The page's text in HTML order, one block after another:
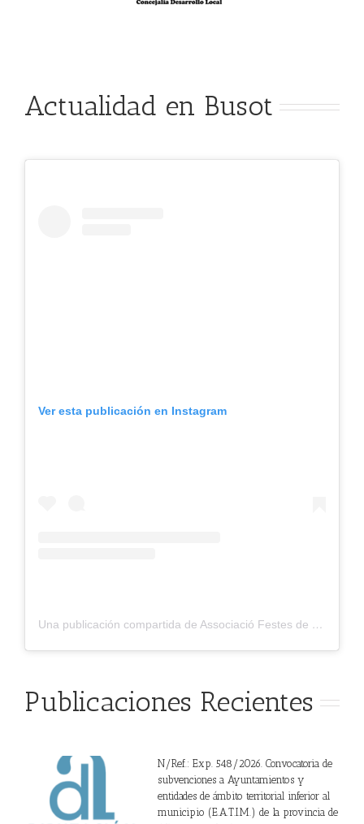
Actualidad en Busot
Ver esta publicación en Instagram
Una publicación compartida de Associació Festes de Sant Llorenç de Busot (@festessantllorenc.busot)
Publicaciones Recientes
N/Ref.: Exp. 548/2026. Convocatoria de
subvenciones a Ayuntamientos y
entidades de ámbito territorial inferior al
municipio (E.A.T.I.M.) de la provincia de